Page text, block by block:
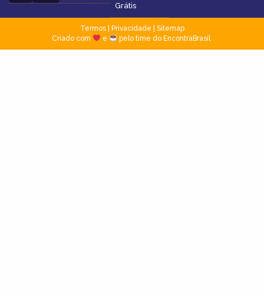
Grátis
Termos| Privacidade
Sitemap
Criado com
e pelo time do EncontraBrasil